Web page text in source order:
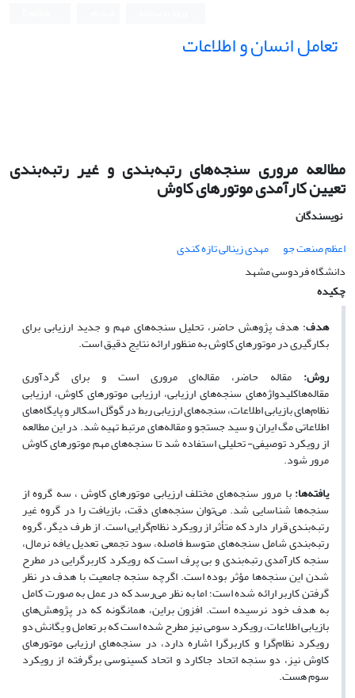
تعامل انسان و اطلاعات
مطالعه مروری سنجه‌های رتبه‌بندی و غیر رتبه‌بندی
تعیین کارآمدی موتورهای کاوش
نویسندگان
اعظم صنعت جو
مهدی زینالی تازه کندی
دانشگاه فردوسی مشهد
چکیده
هدف: هدف پژوهش حاضر، تحلیل سنجه‌های مهم و جدید ارزیابی برای
بکارگیری در موتورهای کاوش به منظور ارائه نتایج دقیق است.
روش: مقاله حاضر، مقاله‌ای مروری است و برای گردآوری
مقاله‌هاکلیدواژه‌های سنجه‌های ارزیابی، ارزیابی موتورهای کاوش، ارزیابی
نظام‌های بازیابی اطلاعات، سنجه‌های ارزیابی ربط در گوگل اسکالر و پایگاه‌های
اطلاعاتی مگ ایران و سید جستجو و مقاله‌های مرتبط تهیه شد. در این مطالعه
از رویکرد توصیفی- تحلیلی استفاده شد تا سنجه‌های مهم موتورهای کاوش
مرور شود.
یافته‌ها:با مرور سنجه‌های مختلف ارزیابی موتورهای کاوش ، سه گروه از
سنجه‌ها شناسایی شد. می‌توان سنجه‌های دقت، بازیافت را در گروه غیر
رتبه‌بندی قرار دارد که متأثر از رویکرد نظام‌گرایی است. از طرف دیگر، گروه
رتبه‌بندی شامل سنجه‌های متوسط فاصله، سود تجمعی تعدیل یافه نرمال،
سنجه کارآمدی رتبه‌بندی و بی پرف است که رویکرد کاربرگرایی در مطرح
شدن این سنجه‌ها مؤثر بوده است. اگرچه سنجه جامعیت با هدف در نظر
گرفتن کاربر ارائه شده است؛ اما به نظر می‌رسد که در عمل به صورت کامل
به هدف خود نرسیده است. افزون براین، همانگونه که در پژوهش‌های
بازیابی اطلاعات، رویکرد سومی نیز مطرح شده است که بر تعامل و یگانش دو
رویکرد نظام‌گرا و کاربرگرا اشاره دارد، در سنجه‌های ارزیابی موتورهای
کاوش نیز، دو سنجه اتحاد جاکارد و اتحاد کسینوسی برگرفته از رویکرد
سوم هست.